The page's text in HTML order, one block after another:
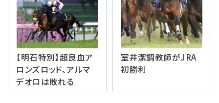
【明石特別】超良血ア
ロンズロッド、アルマ
デオロは敗れる
室井潔調教師がJRA
初勝利